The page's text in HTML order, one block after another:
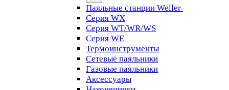
Паяльные станции Weller
Серия WX
Серия WT/WR/WS
Серия WE
Термоинструменты
Сетевые паяльники
Газовые паяльники
Аксессуары